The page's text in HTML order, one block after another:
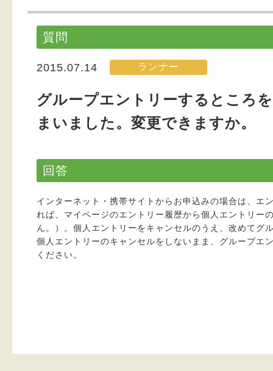
質問
2015.07.14 ランナー
グループエントリーするところ
まいました。変更できますか。
回答
インターネット・携帯サイトからお申込みの場合は、
れば、マイページのエントリー履歴から個人エントリー
ん。）。個人エントリーをキャンセルのうえ、改めてグ
個人エントリーのキャンセルをしないまま、グループエ
ください。